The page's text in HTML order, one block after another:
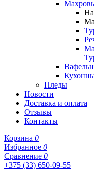
Пледы
Новости
Доставка и оплата
Отзывы
Контакты
Корзина 0
Избранное 0
Сравнение 0
+375 (33) 650-09-55